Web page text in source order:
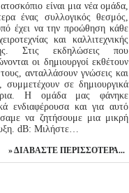
είναι μια νέα ομάδα,
ένας συλλογικός θεσμός,
έχει να την προώθηση κάθε
και καλλιτεχνικής
Στις εκδηλώσεις που
οι δημιουργοί εκθέτουν
ανταλλάσουν γνώσεις και
συμμετέχουν σε δημιουργικά
Η ομάδα μας φάνηκε
ενδιαφέρουσα και για αυτό
να ζητήσουμε μια μικρή
dB: Μιλήστε…
ΔΙΑΒΆΣΤΕ ΠΕΡΙΣΣΌΤΕΡΑ...